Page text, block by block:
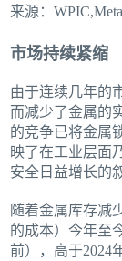
来源：
市场持续紧缩
由于连续几年的
而减少了金属的
的竞争已将金属
映了在工业层面
安全日益增长的
随着金属库存减
的成本）今年至
前），高于2024